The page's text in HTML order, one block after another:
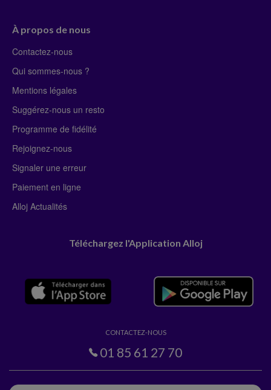
À propos de nous
Contactez-nous
Qui sommes-nous ?
Mentions légales
Suggérez-nous un resto
Programme de fidélité
Rejoignez-nous
Signaler une erreur
Paiement en ligne
Alloj Actualités
Téléchargez l'Application Alloj
CONTACTEZ-NOUS
01 85 61 27 70